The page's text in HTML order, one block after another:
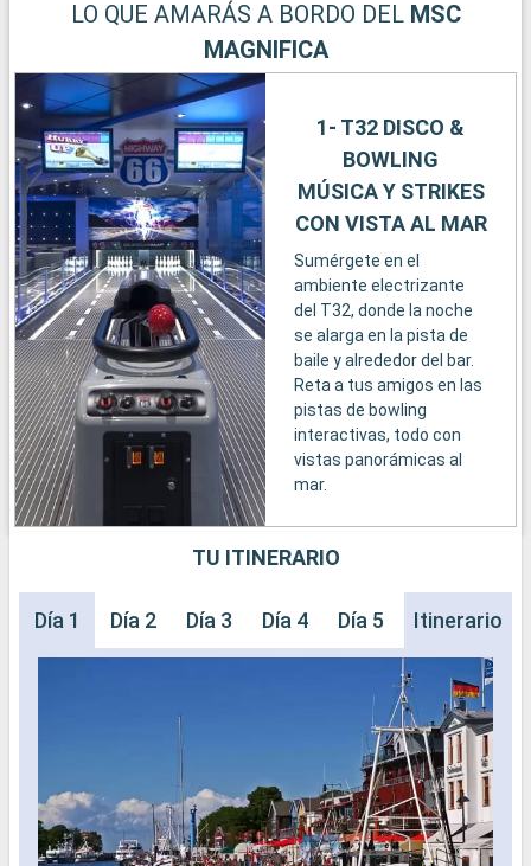
LO QUE AMARÁS A BORDO DEL MSC
MAGNIFICA
1- T32 DISCO &
BOWLING
MÚSICA Y STRIKES
CON VISTA AL MAR
Sumérgete en el
ambiente electrizante
del T32, donde la noche
se alarga en la pista de
baile y alrededor del bar.
Reta a tus amigos en las
pistas de bowling
interactivas, todo con
vistas panorámicas al
mar.
TU ITINERARIO
Día 1 Día 2 Día 3 Día 4 Día 5 Día 6 Día
Itinerario